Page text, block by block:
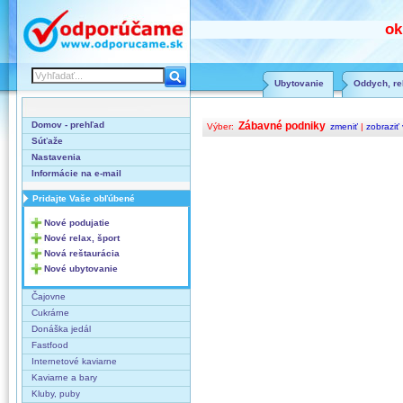
Oddych,
Ubytovanie
Domov - prehľad
Súťaže
Nastavenia
Informácie na e-mail
Pridajte Vaše obľúbené
Nové podujatie
Nové relax, šport
Nová reštaurácia
Nové ubytovanie
Čajovne
Cukrárne
Donáška jedál
Fastfood
Internetové kaviarne
Kaviarne a bary
Kluby, puby
Výber: Zábavné podniky zmeniť | zobraziť